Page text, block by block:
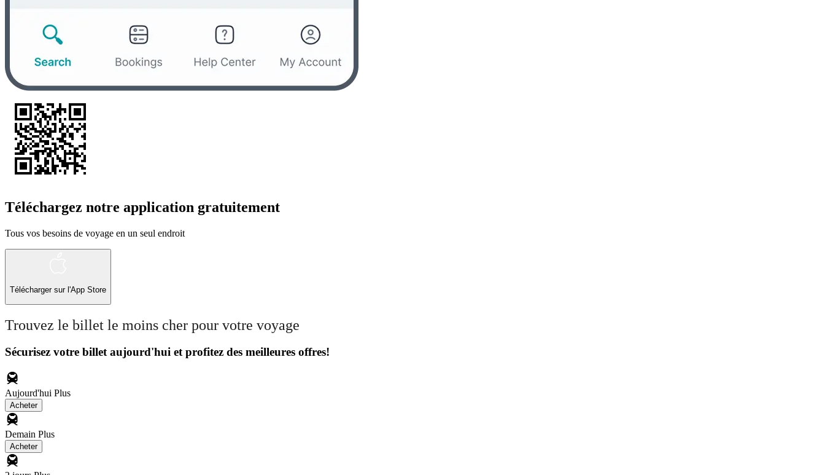
Téléchargez notre application gratuitement
Tous vos besoins de voyage en un seul endroit
Télécharger sur l'App Store
Trouvez le billet le moins cher pour votre voyage
Sécurisez votre billet aujourd'hui et profitez des meilleures offres!
Aujourd'hui Plus
Acheter
Demain Plus
Acheter